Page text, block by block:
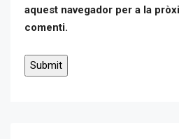
aquest navegador per a la
comenti.